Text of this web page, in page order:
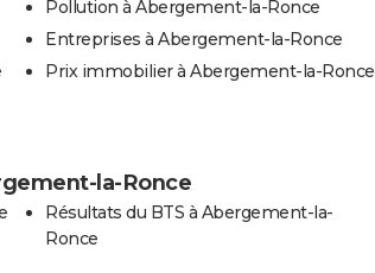
Pollution à Abergement-la-Ronce
Entreprises à Abergement-la-Ronce
Prix immobilier à Abergement-la-Ronce
la-Ronce
Résultats du BTS à Abergement-la-
Ronce